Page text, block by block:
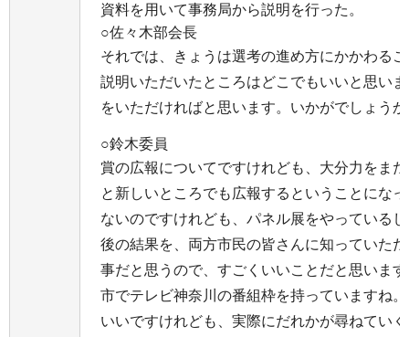
資料を用いて事務局から説明を行った。
○佐々木部会長
それでは、きょうは選考の進め方にかかわる
説明いただいたところはどこでもいいと思い
をいただければと思います。いかがでしょう
○鈴木委員
賞の広報についてですけれども、大分力をま
と新しいところでも広報するということにな
ないのですけれども、パネル展をやっている
後の結果を、両方市民の皆さんに知っていた
事だと思うので、すごくいいことだと思いま
市でテレビ神奈川の番組枠を持っていますね
いいですけれども、実際にだれかが尋ねてい